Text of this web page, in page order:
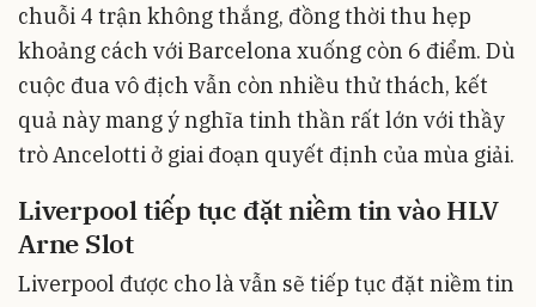
chuỗi 4 trận không thắng, đồng thời thu hẹp
khoảng cách với Barcelona xuống còn 6 điểm. Dù
cuộc đua vô địch vẫn còn nhiều thử thách, kết
quả này mang ý nghĩa tinh thần rất lớn với thầy
trò Ancelotti ở giai đoạn quyết định của mùa giải.
Liverpool tiếp tục đặt niềm tin vào HLV
Arne Slot
Liverpool được cho là vẫn sẽ tiếp tục đặt niềm tin